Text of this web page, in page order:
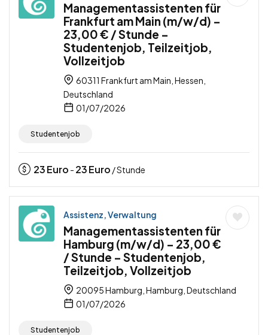
Managementassistenten für
Frankfurt am Main (m/w/d) –
23,00 € / Stunde –
Studentenjob, Teilzeitjob,
Vollzeitjob
60311 Frankfurt am Main, Hessen,
Deutschland
01/07/2026
Studentenjob
23Euro - 23Euro / Stunde
Assistenz, Verwaltung
Managementassistenten für
Hamburg (m/w/d) – 23,00 €
/ Stunde – Studentenjob,
Teilzeitjob, Vollzeitjob
20095 Hamburg, Hamburg, Deutschland
01/07/2026
Studentenjob